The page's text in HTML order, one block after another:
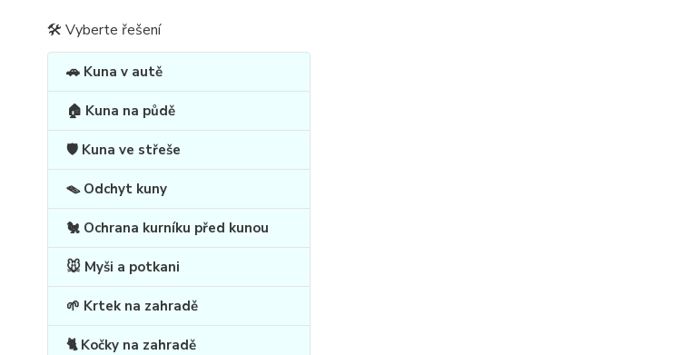
🛠 Vyberte řešení
🚗 Kuna v autě
🏠 Kuna na půdě
🛡️ Kuna ve střeše
🪤 Odchyt kuny
🐔 Ochrana kurníku před kunou
🐭 Myši a potkani
🌱 Krtek na zahradě
🐈 Kočky na zahradě